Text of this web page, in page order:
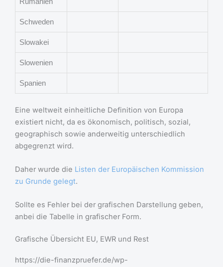
Schweden
Slowakei
Slowenien
Spanien
Eine weltweit einheitliche Definition von Europa
existiert nicht, da es ökonomisch, politisch, sozial,
geographisch sowie anderweitig unterschiedlich
abgegrenzt wird.
Daher wurde die Listen der Europäischen Kommission
zu Grunde gelegt.
Sollte es Fehler bei der grafischen Darstellung geben,
anbei die Tabelle in grafischer Form.
Grafische Übersicht EU, EWR und Rest
https://die-finanzpruefer.de/wp-